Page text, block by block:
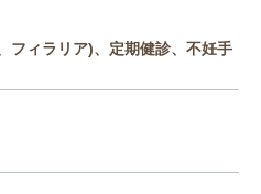
フィラリア)、定期健診、不妊手